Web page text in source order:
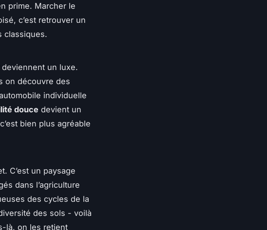
prime. Marcher le
c’est retrouver un
classiques.
un luxe.
on découvre des
individuelle
douce devient un
bien plus agréable
C’est un paysage
dans l’agriculture
des cycles de la
des sols - voilà
là, on les retient